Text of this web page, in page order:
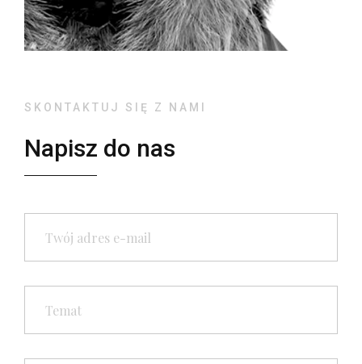
SKONTAKTUJ SIĘ Z NAMI
Napisz do nas